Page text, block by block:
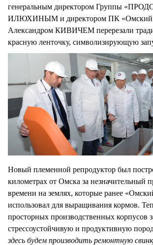
генеральным директором Группы
ИЛЮХИНЫМ и директором ПК «Омский
Александром КИВИЧЕМ перерезали
красную ленточку, символизирующую
Новый племенной репродуктор был
километрах от Омска за незначительный
времени на землях, которые ранее
использовал для выращивания кормов.
просторных производственных корпусов
стрессоустойчивую и продуктивную
здесь будем производить ремонтную